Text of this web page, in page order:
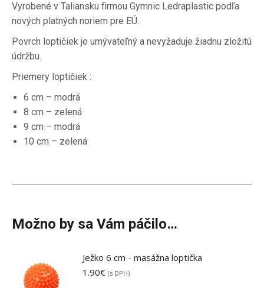
Vyrobené v Taliansku firmou Gymnic Ledraplastic podľa
nových platných noriem pre EÚ.
Povrch loptičiek je umývateľný a nevyžaduje žiadnu zložitú
údržbu.
Priemery loptičiek :
6 cm – modrá
8 cm – zelená
9 cm – modrá
10 cm – zelená
Možno by sa Vám páčilo…
Ježko 6 cm - masážna loptička
1.90€ (s DPH)